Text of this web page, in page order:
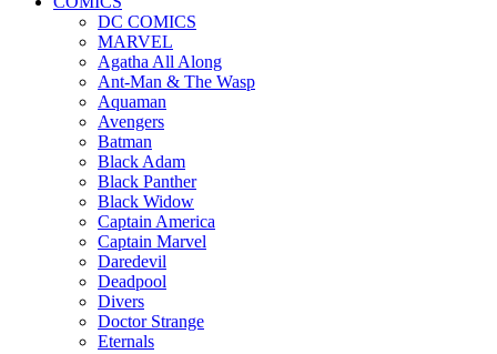
DC COMICS
MARVEL
Agatha All Along
Ant-Man & The Wasp
Aquaman
Avengers
Batman
Black Adam
Black Panther
Black Widow
Captain America
Captain Marvel
Daredevil
Deadpool
Divers
Doctor Strange
Eternals